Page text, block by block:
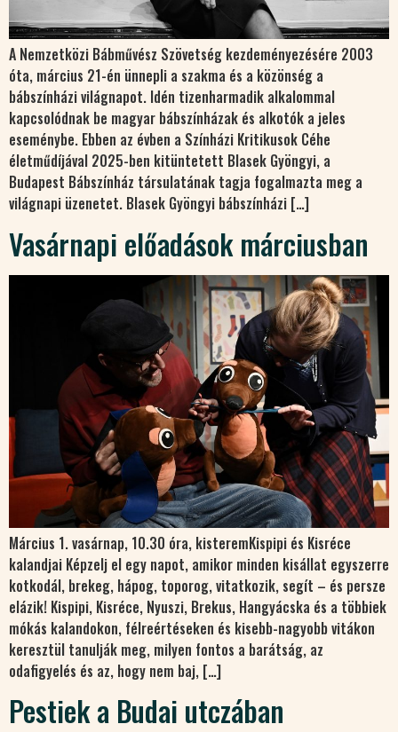
A Nemzetközi Bábművész Szövetség kezdeményezésére 2003
óta, március 21-én ünnepli a szakma és a közönség a
bábszínházi világnapot. Idén tizenharmadik alkalommal
kapcsolódnak be magyar bábszínházak és alkotók a jeles
eseménybe. Ebben az évben a Színházi Kritikusok Céhe
életműdíjával 2025-ben kitüntetett Blasek Gyöngyi, a
Budapest Bábszínház társulatának tagja fogalmazta meg a
világnapi üzenetet. Blasek Gyöngyi bábszínházi […]
Vasárnapi előadások márciusban
Március 1. vasárnap, 10.30 óra, kisteremKispipi és Kisréce
kalandjai Képzelj el egy napot, amikor minden kisállat egyszerre
kotkodál, brekeg, hápog, toporog, vitatkozik, segít – és persze
elázik! Kispipi, Kisréce, Nyuszi, Brekus, Hangyácska és a többiek
mókás kalandokon, félreértéseken és kisebb-nagyobb vitákon
keresztül tanulják meg, milyen fontos a barátság, az
odafigyelés és az, hogy nem baj, […]
Pestiek a Budai utczában